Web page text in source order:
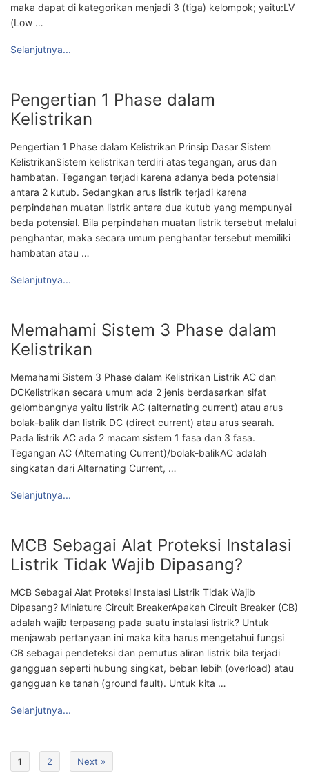
maka dapat di kategorikan menjadi 3 (tiga) kelompok; yaitu:LV
(Low …
Selanjutnya...
Pengertian 1 Phase dalam
Kelistrikan
Pengertian 1 Phase dalam Kelistrikan Prinsip Dasar Sistem
KelistrikanSistem kelistrikan terdiri atas tegangan, arus dan
hambatan. Tegangan terjadi karena adanya beda potensial
antara 2 kutub. Sedangkan arus listrik terjadi karena
perpindahan muatan listrik antara dua kutub yang mempunyai
beda potensial. Bila perpindahan muatan listrik tersebut melalui
penghantar, maka secara umum penghantar tersebut memiliki
hambatan atau …
Selanjutnya...
Memahami Sistem 3 Phase dalam
Kelistrikan
Memahami Sistem 3 Phase dalam Kelistrikan Listrik AC dan
DCKelistrikan secara umum ada 2 jenis berdasarkan sifat
gelombangnya yaitu listrik AC (alternating current) atau arus
bolak-balik dan listrik DC (direct current) atau arus searah.
Pada listrik AC ada 2 macam sistem 1 fasa dan 3 fasa.
Tegangan AC (Alternating Current)/bolak-balikAC adalah
singkatan dari Alternating Current, …
Selanjutnya...
MCB Sebagai Alat Proteksi Instalasi
Listrik Tidak Wajib Dipasang?
MCB Sebagai Alat Proteksi Instalasi Listrik Tidak Wajib
Dipasang? Miniature Circuit BreakerApakah Circuit Breaker (CB)
adalah wajib terpasang pada suatu instalasi listrik? Untuk
menjawab pertanyaan ini maka kita harus mengetahui fungsi
CB sebagai pendeteksi dan pemutus aliran listrik bila terjadi
gangguan seperti hubung singkat, beban lebih (overload) atau
gangguan ke tanah (ground fault). Untuk kita …
Selanjutnya...
1 2 Next »